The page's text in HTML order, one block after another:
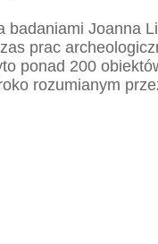
badaniami Joanna
prac
ponad 200
rozumianym